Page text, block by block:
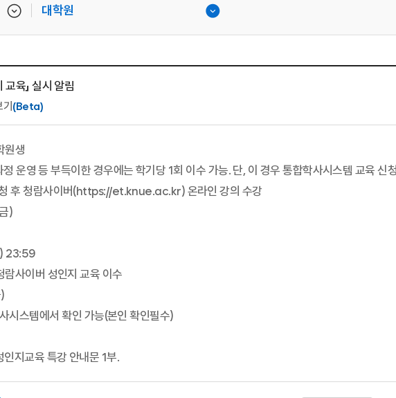
대학원
육」 실시 알림
(Beta)
원생
운영 등 부득이한 경우에는 학기당 1회 이수 가능. 단, 이 경우 통합학사시스템 교육 신
후 청람사이버(https://et.knue.ac.kr) 온라인 강의 수강
)
) 23:59
사이버 성인지 교육 이수
시스템에서 확인 가능(본인 확인필수)
지교육 특강 안내문 1부.